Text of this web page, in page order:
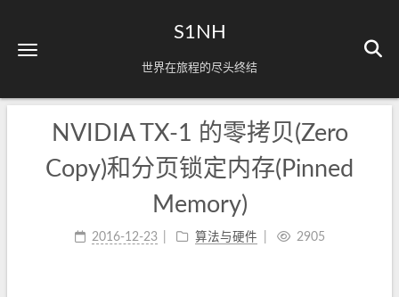
S1NH
世界在旅程的尽头终结
NVIDIA TX-1 的零拷贝(Zero
Copy)和分页锁定内存(Pinned
Memory)
2016-12-23 算法与硬件 2905